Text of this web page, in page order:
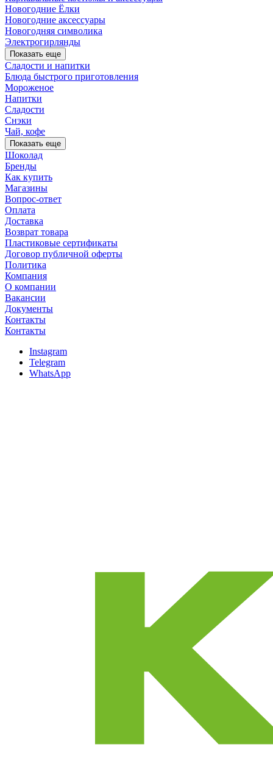
Новогодние Ёлки
Новогодние аксессуары
Новогодняя символика
Электрогирлянды
Показать еще
Сладости и напитки
Блюда быстрого приготовления
Мороженое
Напитки
Сладости
Снэки
Чай, кофе
Показать еще
Шоколад
Бренды
Как купить
Магазины
Вопрос-ответ
Оплата
Доставка
Возврат товара
Пластиковые сертификаты
Договор публичной оферты
Политика
Компания
О компании
Вакансии
Документы
Контакты
Контакты
Instagram
Telegram
WhatsApp